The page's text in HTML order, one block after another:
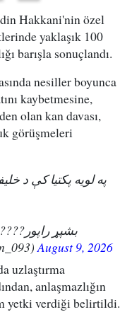
Hakkani'nin özel
yaklaşık 100
barışla sonuçlandı.
nesiller boyunca
kaybetmesine,
olan kan davası,
görüşmeleri
په لویه پکتیا کې د
بشپړ
August 9, 2026
uzlaştırma
anlaşmazlığın
yetki verdiği belirtildi.